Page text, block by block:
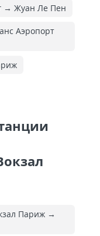
→ Жуан Ле Пен
Аэропорт
Париж →